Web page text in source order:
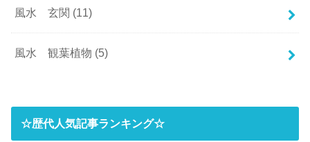
風水 玄関 (11)
風水 観葉植物 (5)
☆歴代人気記事ランキング☆